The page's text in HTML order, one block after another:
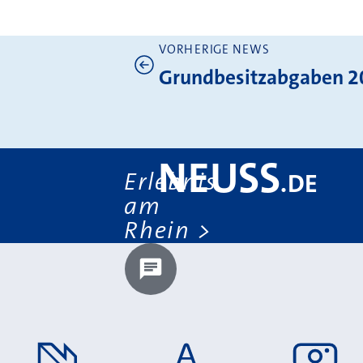
Weitere News
VORHERIGE NEWS
Grundbesitzabgaben
Erlebnis
am
Rhein
NEUSS.DE
Chatbot laden?